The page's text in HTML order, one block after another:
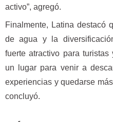
activo”, agregó.
Finalmente, Latina destacó
de agua y la
fuerte atractivo para
un lugar para venir a
experiencias y quedarse
concluyó.